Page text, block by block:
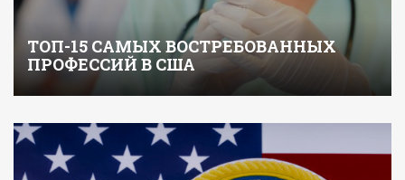
ТОП-15 САМЫХ ВОСТРЕБОВАННЫХ
ПРОФЕССИЙ В США